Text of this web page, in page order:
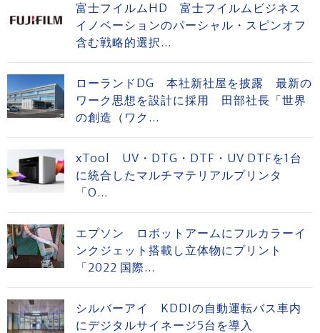
富士フイルムHD 富士フイルムビジネス
イノベーションのパーシャル・スピンオフ
含む戦略的選択...
ローランドDG 本社新社屋を披露 最新の
ワーク思想を設計に採用 田部社長「世界
の創造（ワク...
xTool UV・DTG・DTF・UV DTFを1台
に統合したマルチマテリアルプリンタ
「O...
エプソン ロボットアームにフルカラーイ
ンクジェット搭載し立体物にプリント
「2022 国際...
シルバーアイ KDDIの自動運転バス車内
にデジタルサイネージ5台を導入